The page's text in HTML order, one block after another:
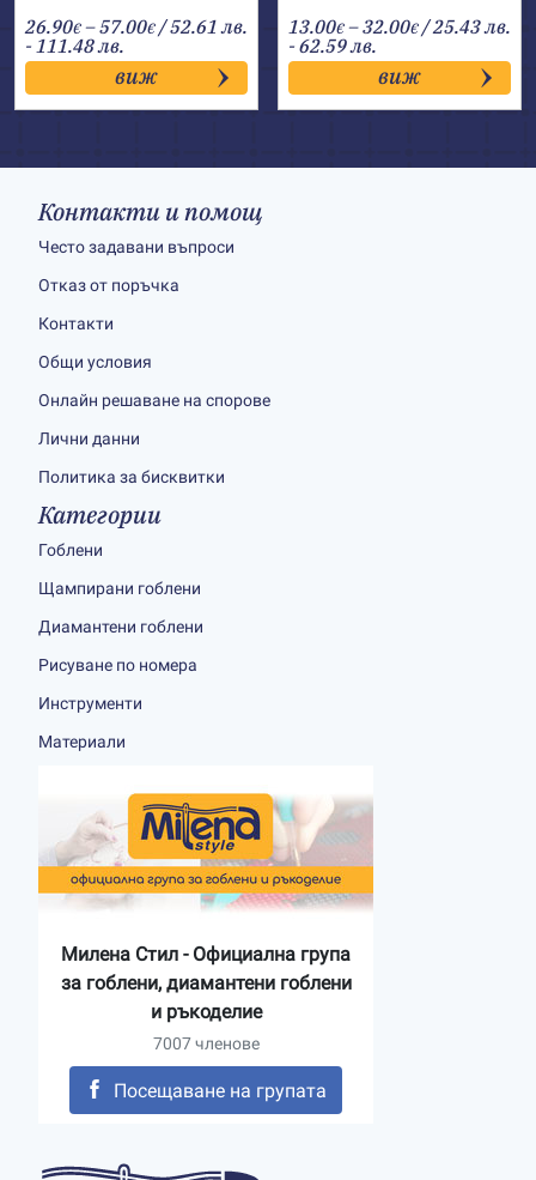
26.90€ –57.00€Price
range:
26.90€
through
57.00€
/ 52.61 лв.
- 111.48 лв.
виж
13.00€ –32.00€Price
range:
13.00€
through
32.00€
/ 25.43 лв.
- 62.59 лв.
виж
Контакти и помощ
Често задавани въпроси
Отказ от поръчка
Контакти
Общи условия
Онлайн решаване на спорове
Лични данни
Политика за бисквитки
Категории
Гоблени
Щампирани гоблени
Диамантени гоблени
Рисуване по номера
Инструменти
Материали
Милена Стил - Официална група
за гоблени, диамантени гоблени
и ръкоделие
7007 членове
Посещаване на групата